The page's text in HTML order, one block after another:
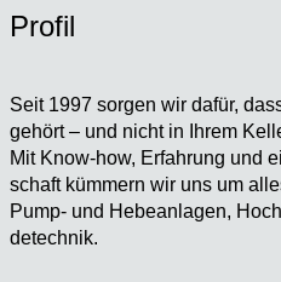
Pro­fil
Seit 1997 sor­gen wir dafür,
ge­hört – und nicht in Ihrem
Mit Know-how, Erfah­rung und
schaft küm­mern wir uns um
Pump- und Hebe­an­la­gen,
de­tech­nik.